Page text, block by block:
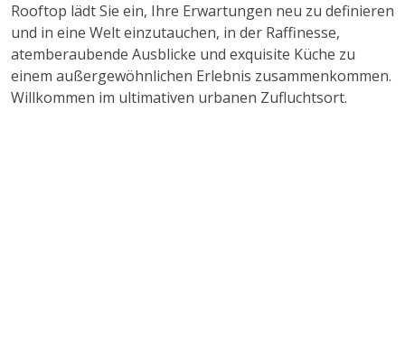
Rooftop lädt Sie ein, Ihre Erwartungen neu zu definieren
und in eine Welt einzutauchen, in der Raffinesse,
atemberaubende Ausblicke und exquisite Küche zu
einem außergewöhnlichen Erlebnis zusammenkommen.
Willkommen im ultimativen urbanen Zufluchtsort.